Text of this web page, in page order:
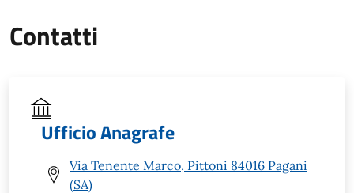
Contatti
Ufficio Anagrafe
Via Tenente Marco, Pittoni 84016 Pagani
(SA)